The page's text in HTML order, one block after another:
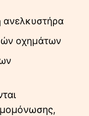
οχημάτων